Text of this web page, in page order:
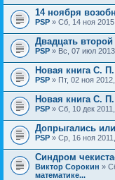
14 ноября
PSP » Сб, 14 ноя
Двадцать
PSP » Вс, 07 июл
Новая книга С.
PSP » Пт, 02 ноя
Новая книга С.
PSP » Сб, 10 дек
Допрыгались
PSP » Ср, 16 ноя
Синдром
Виктор Сорокин »
математике...